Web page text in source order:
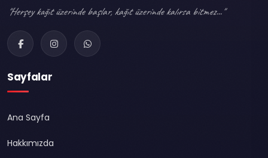
"Herşey kağıt üzerinde başlar, kağıt üzerinde kalırsa bitmez..."
Sayfalar
Ana Sayfa
Hakkımızda